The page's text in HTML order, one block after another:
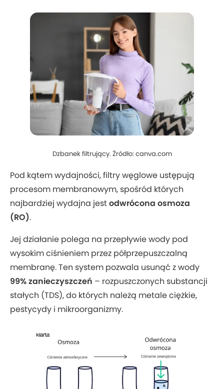
Dzbanek filtrujący. Źródło: canva.com
Pod kątem wydajności, filtry węglowe ustępują
procesom membranowym, spośród których
najbardziej wydajna jestodwrócona osmoza
(RO).
Jej działanie polega na przepływie wody pod
wysokim ciśnieniem przez półprzepuszczalną
membranę. Ten system pozwala usunąć z wody
99% zanieczyszczeń – rozpuszczonych substancji
stałych (TDS), do których należą metale ciężkie,
pestycydy i mikroorganizmy.